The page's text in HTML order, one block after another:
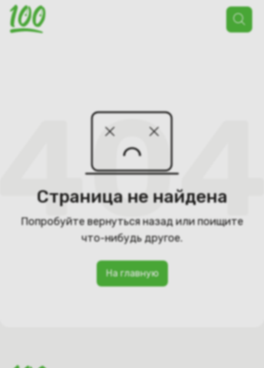
Поиск
товаров
Страница не найдена
Попробуйте вернуться назад или поищите
что-нибудь другое.
На главную